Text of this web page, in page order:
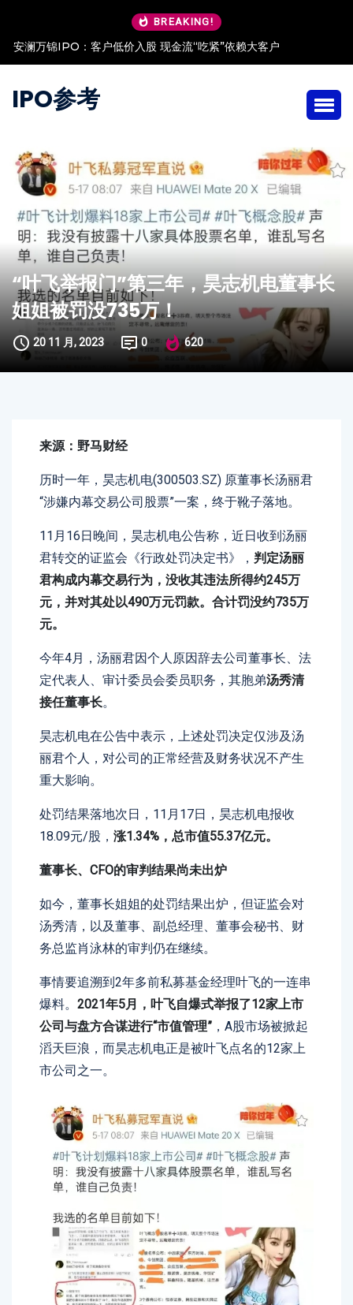
BREAKING!
安澜万锦IPO：客户低价入股 现金流“吃紧”依赖大客户
IPO参考
“叶飞举报门”第三年，昊志机电董事长
姐姐被罚没735万！
20 11 月, 2023 0 620
来源：野马财经
历时一年，昊志机电(300503.SZ) 原董事长汤丽君
“涉嫌内幕交易公司股票”一案，终于靴子落地。
11月16日晚间，昊志机电公告称，近日收到汤丽
君转交的证监会《行政处罚决定书》， 判定汤丽
君构成内幕交易行为，没收其违法所得约245万
元，并对其处以490万元罚款。合计罚没约735万
元。
今年4月，汤丽君因个人原因辞去公司董事长、法
定代表人、审计委员会委员职务，其胞弟汤秀清
接任董事长。
昊志机电在公告中表示，上述处罚决定仅涉及汤
丽君个人，对公司的正常经营及财务状况不产生
重大影响。
处罚结果落地次日，11月17日，昊志机电报收
18.09元/股， 涨1.34%，总市值55.37亿元。
董事长、CFO的审判结果尚未出炉
如今，董事长姐姐的处罚结果出炉，但证监会对
汤秀清，以及董事、副总经理、董事会秘书、财
务总监肖泳林的审判仍在继续。
事情要追溯到2年多前私募基金经理叶飞的一连串
爆料。 2021年5月，叶飞自爆式举报了12家上市
公司与盘方合谋进行“市值管理” ，A股市场被掀起
滔天巨浪，而昊志机电正是被叶飞点名的12家上
市公司之一。